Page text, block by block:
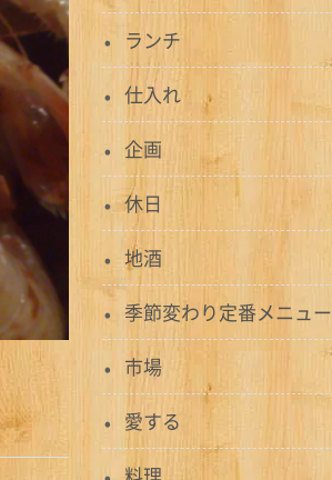
ランチ
仕入れ
企画
休日
地酒
季節変わり定番メニュー
市場
愛する